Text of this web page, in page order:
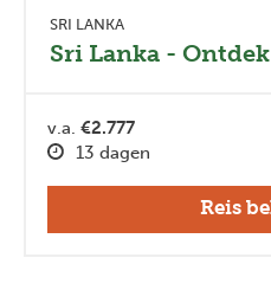
SRI LANKA
Sri Lanka -
v.a. €2.777
13 dagen
Reis